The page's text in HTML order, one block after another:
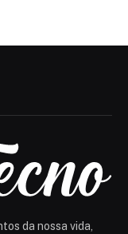
da nossa vida,